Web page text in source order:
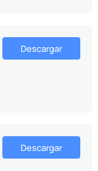
Descargar
Descargar